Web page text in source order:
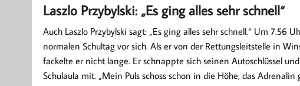
Laszlo Przybylski: „Es ging alles sehr schnell“
Auch Laszlo Przybylski sagt: „Es ging alles sehr schnell.“ Um
normalen Schultag vor sich. Als er von der Rettungsleitstelle in
fackelte er nicht lange. Er schnappte sich seinen Autoschlüssel
Schulaula mit. „Mein Puls schoss schon in die Höhe, das